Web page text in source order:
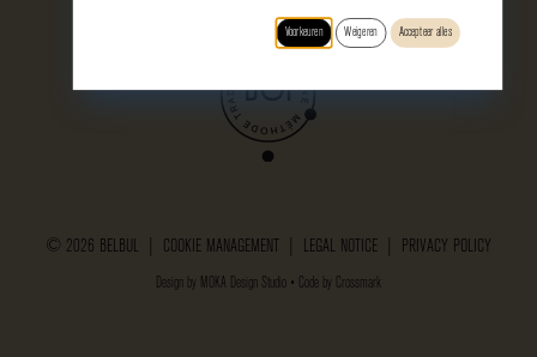
© 2026 BELBUL | COOKIE MANAGEMENT LEGAL NOTICE PRIVACY POLICY
Design by MOKA Design Studio • Code by Crossmark
Voorkeuren Weigeren Accepteer alles